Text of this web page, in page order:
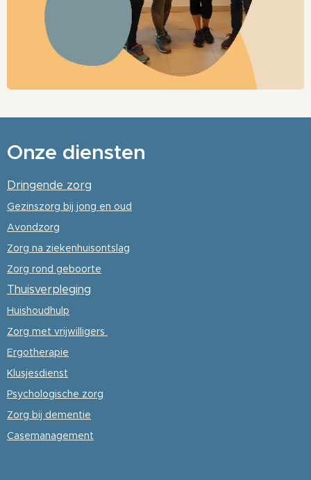
Onze diensten
Dringende zorg
Gezinszorg bij jong en oud
Avondzorg
Zorg na ziekenhuisontslag
Zorg rond geboorte
Thuisverpleging
Huishoudhulp
Zorg met vrijwilligers
Ergotherapie
Klusjesdienst
Psychologische zorg
Zorg bij dementie
Casemanagement